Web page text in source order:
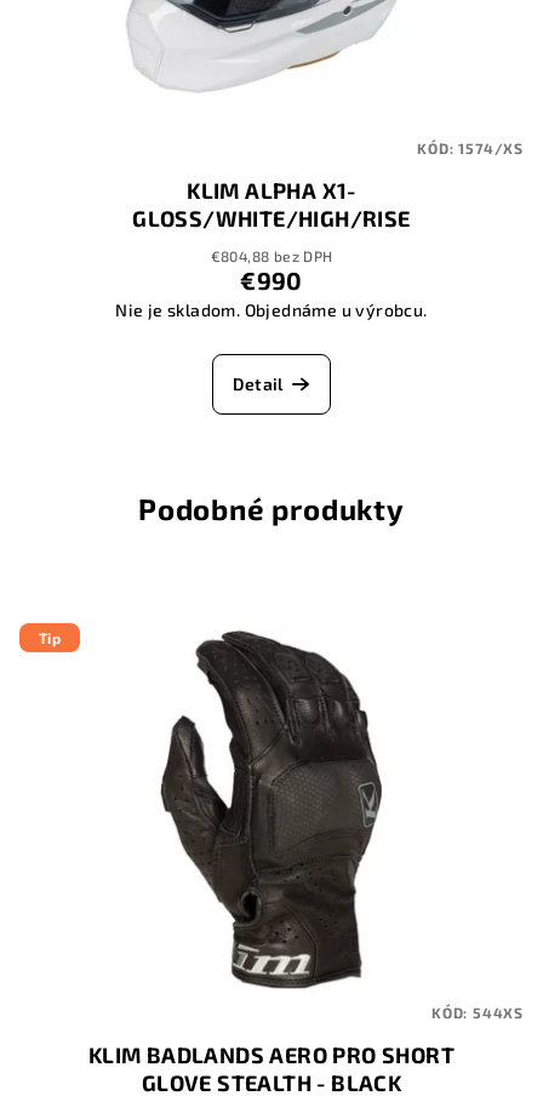
KLIM ALPHA X1-
GLOSS/WHITE/HIGH/RISE
€804,88 bez DPH
€990
Nie je skladom. Objednáme u výrobcu.
Detail
KÓD:1574/XS
Podobné produkty
Tip
KLIM BADLANDS AERO PRO SHORT
GLOVE STEALTH - BLACK
KÓD: 544XS